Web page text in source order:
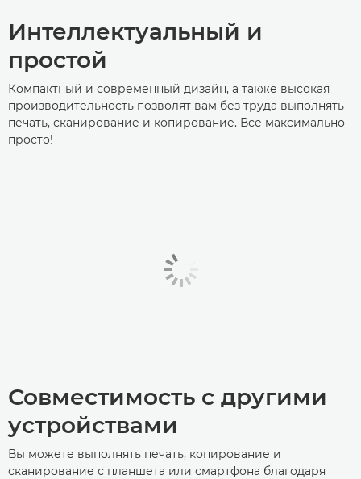
Интеллектуальный и
простой
Компактный и современный дизайн, а также высокая
производительность позволят вам без труда выполнять
печать, сканирование и копирование. Все максимально
просто!
Совместимость с другими
устройствами
Вы можете выполнять печать, копирование и
сканирование с планшета или смартфона благодаря